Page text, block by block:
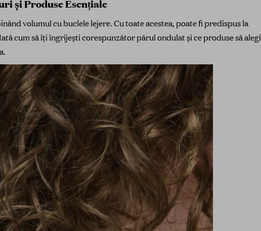
și Produse Esențiale
volumul cu buclele lejere. Cu toate acestea, poate fi predispus la
Iată cum să îți îngrijești corespunzător părul ondulat și ce produse să alegi